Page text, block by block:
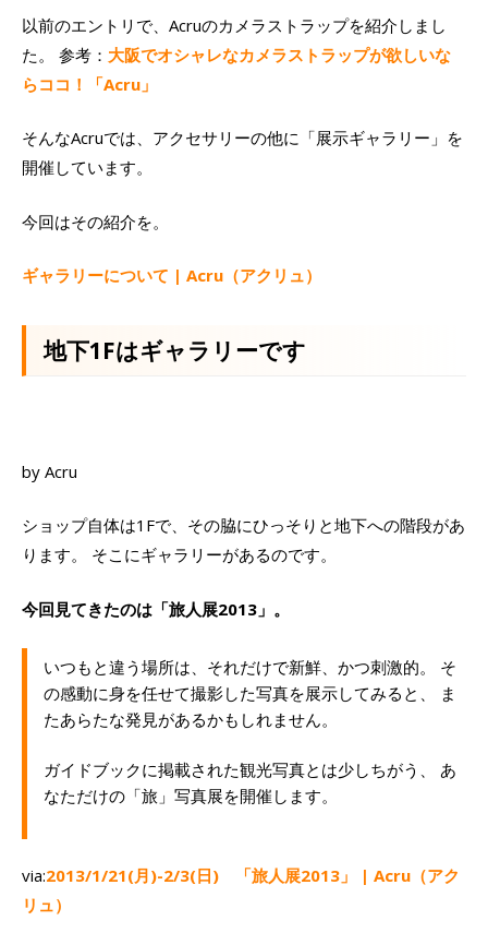
以前のエントリで、Acruのカメラストラップを紹介しまし
た。 参考： 大阪でオシャレなカメラストラップが欲しいな
らココ！「Acru」
そんなAcruでは、アクセサリーの他に「展示ギャラリー」を
開催しています。
今回はその紹介を。
ギャラリーについて | Acru（アクリュ）
地下1Fはギャラリーです
by Acru
ショップ自体は1Fで、その脇にひっそりと地下への階段があ
ります。 そこにギャラリーがあるのです。
今回見てきたのは「旅人展2013」。
いつもと違う場所は、それだけで新鮮、かつ刺激的。 そ
の感動に身を任せて撮影した写真を展示してみると、 ま
たあらたな発見があるかもしれません。
ガイドブックに掲載された観光写真とは少しちがう、 あ
なただけの「旅」写真展を開催します。
via:2013/1/21(月)-2/3(日) 「旅人展2013」 | Acru（アク
リュ）